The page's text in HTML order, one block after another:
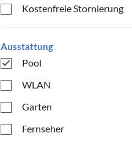
Kostenfreie Stornierung
Ausstattung
Pool
WLAN
Garten
Fernseher